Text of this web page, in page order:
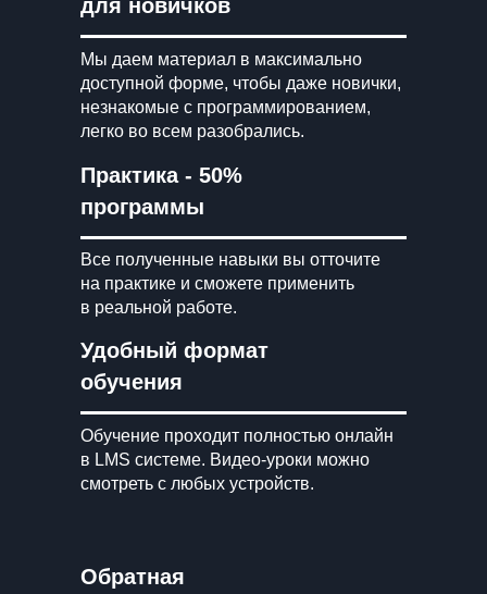
для новичков
Мы даем материал в максимально
доступной форме, чтобы даже новички,
незнакомые с программированием,
легко во всем разобрались.
Практика - 50%
программы
Все полученные навыки вы отточите
на практике и сможете применить
в реальной работе.
Удобный формат
обучения
Обучение проходит полностью онлайн
в LMS системе. Видео-уроки можно
смотреть с любых устройств.
Обратная